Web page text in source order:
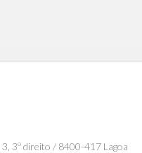
3º direito / 8400-417 Lagoa